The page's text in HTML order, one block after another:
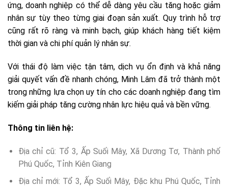
ứng, doanh nghiệp có thể dễ dàng yêu cầu tăng hoặc giảm
nhân sự tùy theo từng giai đoạn sản xuất. Quy trình hỗ trợ
cũng rất rõ ràng và minh bạch, giúp khách hàng tiết kiệm
thời gian và chi phí quản lý nhân sự.
Với thái độ làm việc tận tâm, dịch vụ ổn định và khả năng
giải quyết vấn đề nhanh chóng, Minh Lâm đã trở thành một
trong những lựa chọn uy tín cho các doanh nghiệp đang tìm
kiếm giải pháp tăng cường nhân lực hiệu quả và bền vững.
Thông tin liên hệ:
Địa chỉ cũ: Tổ 3, Ấp Suối Mây, Xã Dương Tơ, Thành phố
Phú Quốc, Tỉnh Kiên Giang
Địa chỉ mới: Tổ 3, Ấp Suối Mây, Đặc khu Phú Quốc, Tỉnh